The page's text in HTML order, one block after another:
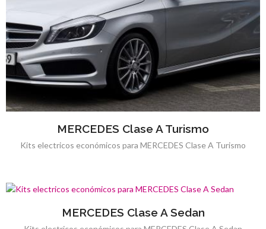
MERCEDES Clase A Turismo
Kits electricos económicos para MERCEDES Clase A Turismo
MERCEDES Clase A Sedan